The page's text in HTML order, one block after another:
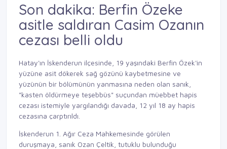
Son dakika: Berfin Özeke
asitle saldıran Casim Ozanın
cezası belli oldu
Hatay'ın İskenderun ilçesinde, 19 yaşındaki Berfin Özek'in
yüzüne asit dökerek sağ gözünü kaybetmesine ve
yüzünün bir bölümünün yanmasına neden olan sanık,
"kasten öldürmeye teşebbüs" suçundan müebbet hapis
cezası istemiyle yargılandığı davada, 12 yıl 18 ay hapis
cezasına çarptırıldı.
İskenderun 1. Ağır Ceza Mahkemesinde görülen
duruşmaya, sanık Ozan Çeltik, tutuklu bulunduğu